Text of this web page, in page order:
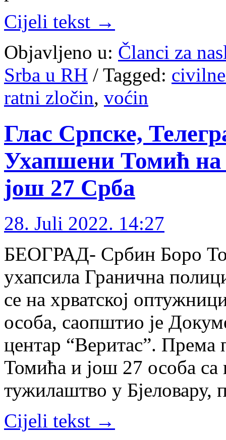
Cijeli tekst →
Objavljeno u: Članci za
Srba u RH / Tagged:
ratni zločin, voćin
Глас Српске,
Ухапшени Томић на
још 27 Срба
28. Juli 2022. 14:27
БЕОГРАД- Србин Боро
ухапсила Гранична
се на хрватској
особа, саопштио је
центар “Веритас”. Према
Томића и још 27 особа са
тужилаштво у Бјеловару,
Cijeli tekst →